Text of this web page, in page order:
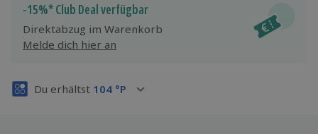
Jeder Gutschein für alle Erlebnisse einlösbar.
Maximale Sicherheit
3 Jahre gültig & verlängerbar.
-15%* Club Deal verfügbar
Direktabzug im Warenkorb
Melde dich hier an
Du erhältst 104 °P